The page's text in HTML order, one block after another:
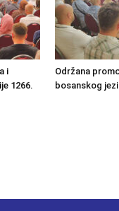
i
1266.
Održana
bosanskog